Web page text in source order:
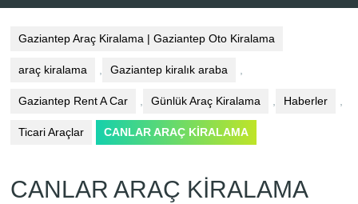
Gaziantep Araç Kiralama | Gaziantep Oto Kiralama
araç kiralama , Gaziantep kiralık araba ,
Gaziantep Rent A Car , Günlük Araç Kiralama , Haberler ,
Ticari Araçlar CANLAR ARAÇ KİRALAMA
CANLAR ARAÇ KİRALAMA